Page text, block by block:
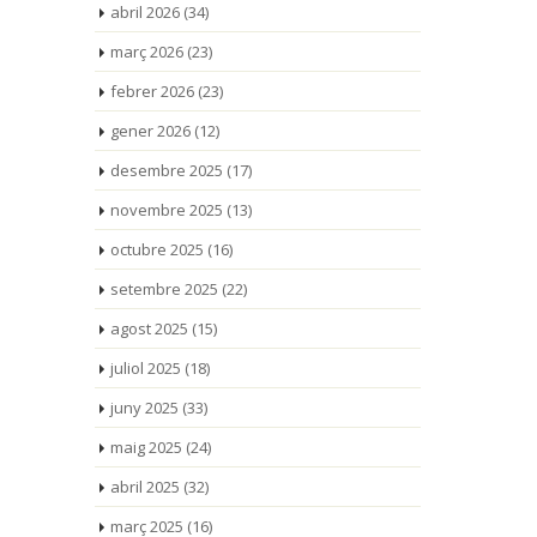
abril 2026(34)
març 2026(23)
febrer 2026(23)
gener 2026(12)
desembre 2025 (17)
novembre 2025 (13)
octubre 2025 (16)
setembre 2025 (22)
agost 2025 (15)
juliol 2025 (18)
juny 2025 (33)
maig 2025 (24)
abril 2025 (32)
març 2025 (16)